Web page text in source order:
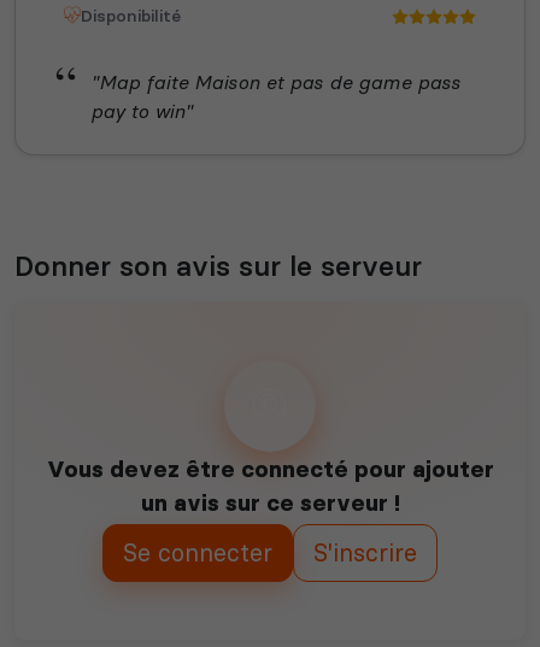
Disponibilité
"Map faite Maison et pas de game pass
pay to win"
Donner son avis sur le serveur
Vous devez être connecté pour ajouter
un avis sur ce serveur !
Se connecter S'inscrire